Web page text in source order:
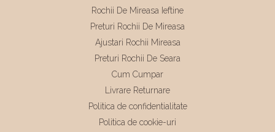
Rochii De Mireasa Ieftine
Preturi Rochii De Mireasa
Ajustari Rochii Mireasa
Preturi Rochii De Seara
Cum Cumpar
Livrare Returnare
Politica de confidentialitate
Politica de cookie-uri